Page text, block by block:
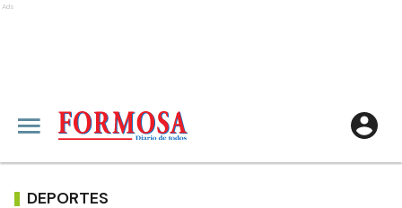
Ads
DEPORTES